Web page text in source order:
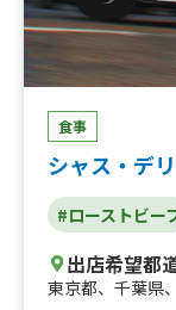
ムチャウダー、
ク、有馬金泉コ
ス、【買い取り
【買取】ワッフ
ジー（学祭用)、
ソ系コーヒー（
グ（学割)、ベー
リアンスモーク
せ、サングリア
ジ)、ホットワイ
ニーニ、アイス
食事
シャス・デリ
#ローストビー
出店希望都
東京都、 千葉県、